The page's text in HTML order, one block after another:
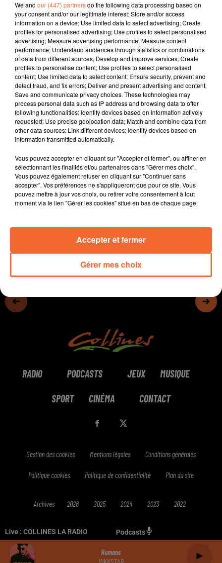
Live : COLLINES LA RADIO Podcasts
Humans
VIKKSTAR
30 octobre 2021 - 11 min 22 sec
JOURNAL DU SAMEDI 30 OCTOBRE (MATIN)
Fabien Gazeau
L'info près de chez vous
Présenté par Fabien Gazeau
- L'Etrange week-end (photo) va réunir à Thouars des
milliers de visiteurs ayant envie de se faire peur.
- Soirée frissons également au Fauteuil Rouge de
Bressuire dimanhce soir
d'écriture cette semaine à Moncoutant.
- Les Chamois jouent à Nîmes ce soir.
- Coeur d'aventure rejoue "Retour vers le futur" ce soir à
Moncoutant.
RADIO PODCASTS JEUX MUSIQUE
SPORT CINÉMA CONTACT
Gestion des cookies Mentions légales Conditions générales
Politique cookies Politique de confidentialité Plan du site
Archives 2026 2025 2024 2023 2022
We and our (447) partnersdo the following data processing based on
your consent and/or our legitimate interest: Store and/or access
information on a device; Use limited data to select advertising; Create
profiles for personalised advertising; Use profiles to select personalised
advertising; Measure advertising performance; Measure content
performance; Understand audiences through statistics or combinations
of data from different sources; Develop and improve services; Create
profiles to personalise content; Use profiles to select personalised
content; Use limited data to select content; Ensure security, prevent and
detect fraud, and fix errors; Deliver and present advertising and content;
Save and communicate privacy choices. These technologies may
process personal data such as IP address and browsing data to offer
following functionalities: Identify devices based on information actively
requested; Use precise geolocation data; Match and combine data from
other data sources; Link different devices; Identify devices based on
information transmitted automatically.
Vous pouvez accepter en cliquant sur "Accepter et fermer", ou affiner en
sélectionnant les finalités et/ou partenaires dans "Gérer mes choix".
Vous pouvez également refuser en cliquant sur "Continuer sans
accepter". Vos préférences ne s'appliqueront que pour ce site. Vous
pouvez mettre à jour vos choix, ou retirer votre consentement à tout
moment via le lien "Gérer les cookies" situé en bas de chaque page.
Gérer mes choix
Accepter et fermer